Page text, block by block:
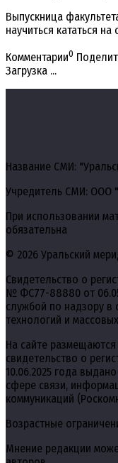
Выпускница
научиться кататься на
Комментарии0
Загрузка ...
Название СМИ:
Учредитель СМИ:
При использовании
обязательна
© 2026 Уральский
Свидетельство о
№ ФС77-88880 от
службой по надзору
технологий и
На сайте
свидетельство о
10.06.2025 года
сфере связи,
коммуникаций
Возрастные
Мнение редакции